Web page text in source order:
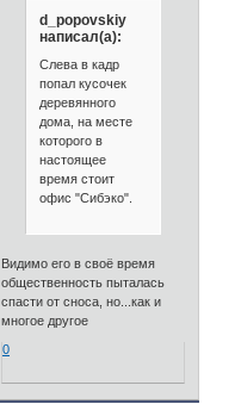
d_popovskiy
написал(а):
Слева в кадр
попал кусочек
деревянного
дома, на месте
которого в
настоящее
время стоит
офис "Сибэко".
Видимо его в своё время
общественность пыталась
спасти от сноса, но...как и
многое другое
0